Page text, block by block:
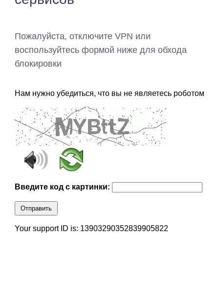
Пожалуйста, отключите VPN или
воспользуйтесь формой ниже для обхода
блокировки
Нам нужно убедиться, что вы не являетесь роботом
Введите код с картинки:
Отправить
Your support ID is: 13903290352839905822